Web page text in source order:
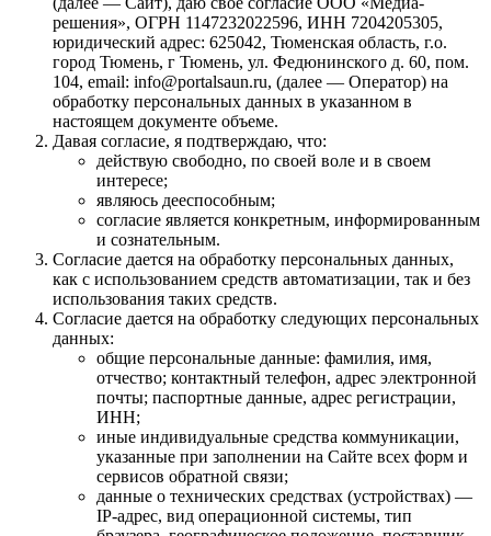
решения», ОГРН 1147232022596, ИНН 7204205305,
юридический адрес: 625042, Тюменская область, г.о.
город Тюмень, г Тюмень, ул. Федюнинского д. 60, пом.
104, email: info@portalsaun.ru, (далее — Оператор) на
обработку персональных данных в указанном в
настоящем документе объеме.
Давая согласие, я подтверждаю, что:
действую свободно, по своей воле и в своем
интересе;
являюсь дееспособным;
согласие является конкретным, информированным
и сознательным.
Согласие дается на обработку персональных данных,
как с использованием средств автоматизации, так и без
использования таких средств.
Согласие дается на обработку следующих персональных
данных:
общие персональные данные: фамилия, имя,
отчество; контактный телефон, адрес электронной
почты; паспортные данные, адрес регистрации,
ИНН;
иные индивидуальные средства коммуникации,
указанные при заполнении на Сайте всех форм и
сервисов обратной связи;
данные о технических средствах (устройствах) —
IP-адрес, вид операционной системы, тип